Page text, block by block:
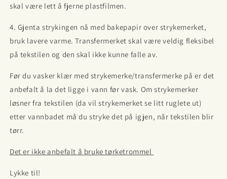
skal være lett å fjerne plastfilmen.
4. Gjenta strykingen nå med bakepapir over strykemerket,
bruk lavere varme. Transfermerket skal være veldig fleksibel
på tekstilen og den skal ikke kunne falle av.
Før du vasker klær med strykemerke/transfermerke på er det
anbefalt å la det ligge i vann før vask. Om strykemerker
løsner fra tekstilen (da vil strykemerket se litt ruglete ut)
etter vannbadet må du stryke det på igjen, når tekstilen blir
tørr.
Det er ikke anbefalt å bruke tørketrommel
Lykke til!